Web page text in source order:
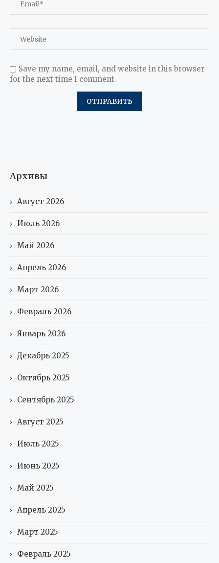
Save my name, email, and website in this browser
for the next time I comment.
Архивы
Август 2026
Июль 2026
Май 2026
Апрель 2026
Март 2026
Февраль 2026
Январь 2026
Декабрь 2025
Октябрь 2025
Сентябрь 2025
Август 2025
Июль 2025
Июнь 2025
Май 2025
Апрель 2025
Март 2025
Февраль 2025